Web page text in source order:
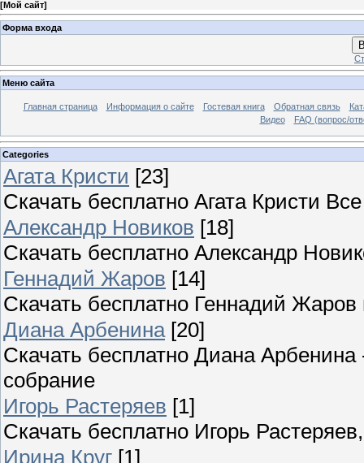
[Мой сайт]
Форма входа
Меню сайта
Главная страница Информация о сайте Гостевая книга Обратная связь
Видео
FAQ (вопрос/
Categories
Агата Кристи [23]
Скачать бесплатно Агата Кристи
Александр Новиков [18]
Скачать бесплатно Александр
Геннадий Жаров [14]
Скачать бесплатно Геннадий
Диана Арбенина [20]
Скачать бесплатно Диана
собрание
Игорь Растеряев [1]
Скачать бесплатно Игорь
Ирина Круг [1]